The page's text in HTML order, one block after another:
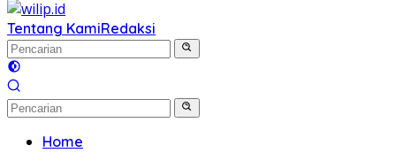
Tentang KamiRedaksi
Home